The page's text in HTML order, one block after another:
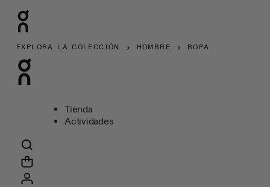
EXPLORA LA COLECCIÓN HOMBRE ROPA
Tienda
Actividades